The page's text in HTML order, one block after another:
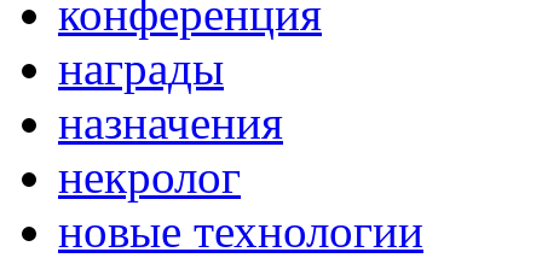
конференция
награды
назначения
некролог
новые технологии